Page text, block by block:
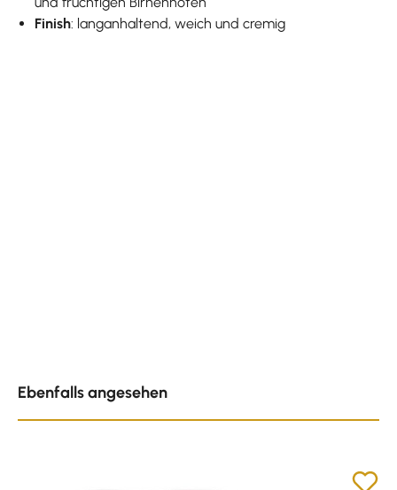
Finish: langanhaltend, weich und cremig
Ebenfalls angesehen